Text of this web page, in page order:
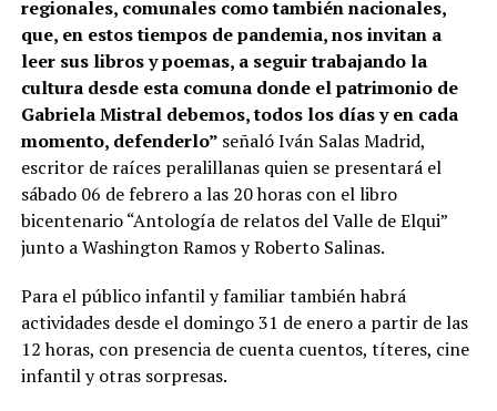
regionales, comunales como también nacionales,
que, en estos tiempos de pandemia, nos invitan a
leer sus libros y poemas, a seguir trabajando la
cultura desde esta comuna donde el patrimonio de
Gabriela Mistral debemos, todos los días y en cada
momento, defenderlo” señaló Iván Salas Madrid,
escritor de raíces peralillanas quien se presentará el
sábado 06 de febrero a las 20 horas con el libro
bicentenario “Antología de relatos del Valle de Elqui”
junto a Washington Ramos y Roberto Salinas.
Para el público infantil y familiar también habrá
actividades desde el domingo 31 de enero a partir de las
12 horas, con presencia de cuenta cuentos, títeres, cine
infantil y otras sorpresas.